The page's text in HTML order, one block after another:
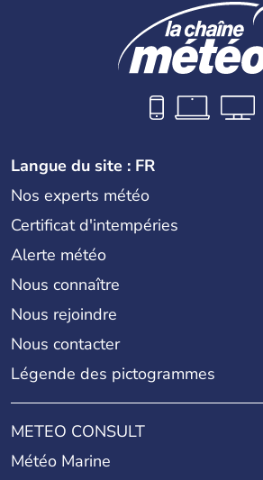
Langue du site : FR
Nos experts météo
Certificat d'intempéries
Alerte météo
Nous connaître
Nous rejoindre
Nous contacter
Légende des pictogrammes
METEO CONSULT
Météo Marine